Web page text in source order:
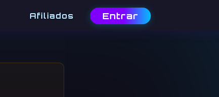
Afiliados Entrar